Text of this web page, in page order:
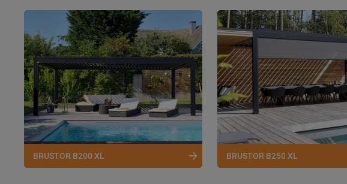
BRUSTOR B200 XL BRUSTOR B250 XL